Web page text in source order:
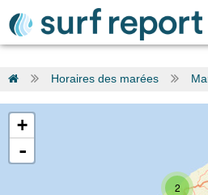
Horaires des marées
2
+
-